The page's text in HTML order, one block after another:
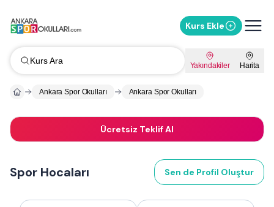
Kurs Ekle
Kurs Ara Yakındakiler Harita
Ankara Spor Okulları Ankara Spor Okulları
Ücretsiz Teklif Al
Spor Hocaları Sen de Profil Oluştur